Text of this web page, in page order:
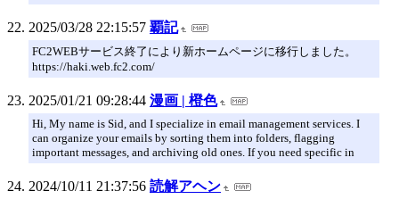
2025/03/28 22:15:57 覇記
FC2WEBサービス終了により新ホームページに移行しました。
https://haki.web.fc2.com/
2025/01/21 09:28:44 漫画 | 橙色
Hi, My name is Sid, and I specialize in email management services. I
can organize your emails by sorting them into folders, flagging
important messages, and archiving old ones. If you need specific in
2024/10/11 21:37:56 読解アヘン